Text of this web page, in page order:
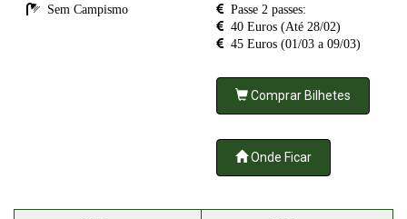
Sem Campismo
Passe 2 passes:
40 Euros (Até 28/02)
45 Euros (01/03 a 09/03)
Comprar Bilhetes
Onde Ficar